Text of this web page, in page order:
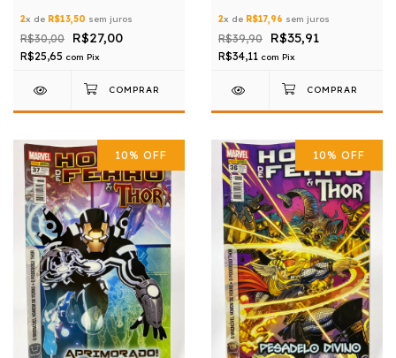
2x de R$13,50 sem juros
R$30,00 R$27,00
R$25,65 com Pix
2x de R$17,96 sem juros
R$39,90 R$35,91
R$34,11 com Pix
10% OFF 10% OFF